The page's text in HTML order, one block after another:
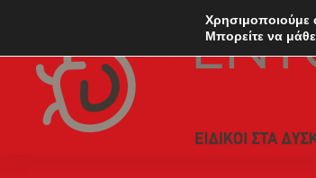
Χρησιμοποιούμε
Μπορείτε να